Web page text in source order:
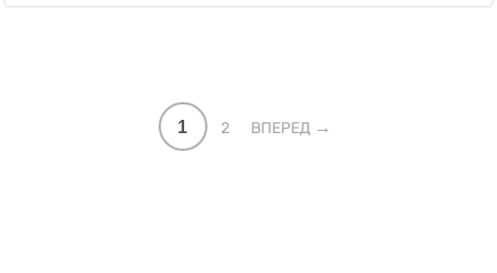
1 2 ВПЕРЕД